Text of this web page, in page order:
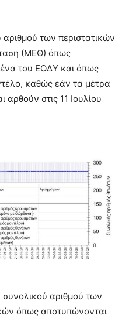
των περιστατικών
(ΜΕΘ) όπως
του ΕΟΔΥ και όπως
καθώς εάν τα μέτρα
στις 11 Ιουλίου
αριθμού των
όπως αποτυπώνονται